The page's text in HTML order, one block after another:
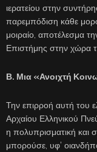
ιερατείου στην
παρεμπόδιση κάθε
μοιραίο, αποτέλεσμα
Επιστήμης στην χώρα
Β. Μια «Ανοιχτή
Την επιρροή αυτή του
Αρχαίου Ελληνικού
η πολυπρισματική και
μπορούσε, υφ’